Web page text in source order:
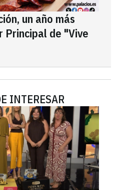
un año más
Principal de "Vive
INTERESAR